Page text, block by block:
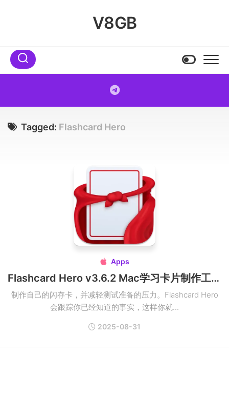
V8GB
Tagged: Flashcard Hero
 Apps
Flashcard Hero v3.6.2 Mac学习卡片制作工具破解版
制作自己的闪存卡，并减轻测试准备的压力。Flashcard Hero
会跟踪你已经知道的事实，这样你就...
2025-08-31